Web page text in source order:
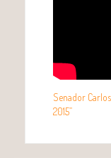
Senador
2015”